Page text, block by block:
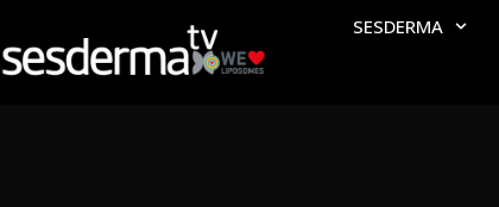
SESDERMA